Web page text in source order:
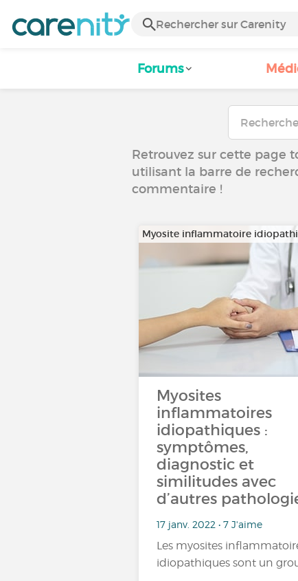
Forums
Retrouvez sur cette page
utilisant la barre de
commentaire !
Myosite inflammatoire
Myosites
inflammatoires
idiopathiques :
symptômes,
diagnostic et
similitudes avec
d’autres
17 janv. 2022 • 7 J'aime
Les myosites
idiopathiques sont un